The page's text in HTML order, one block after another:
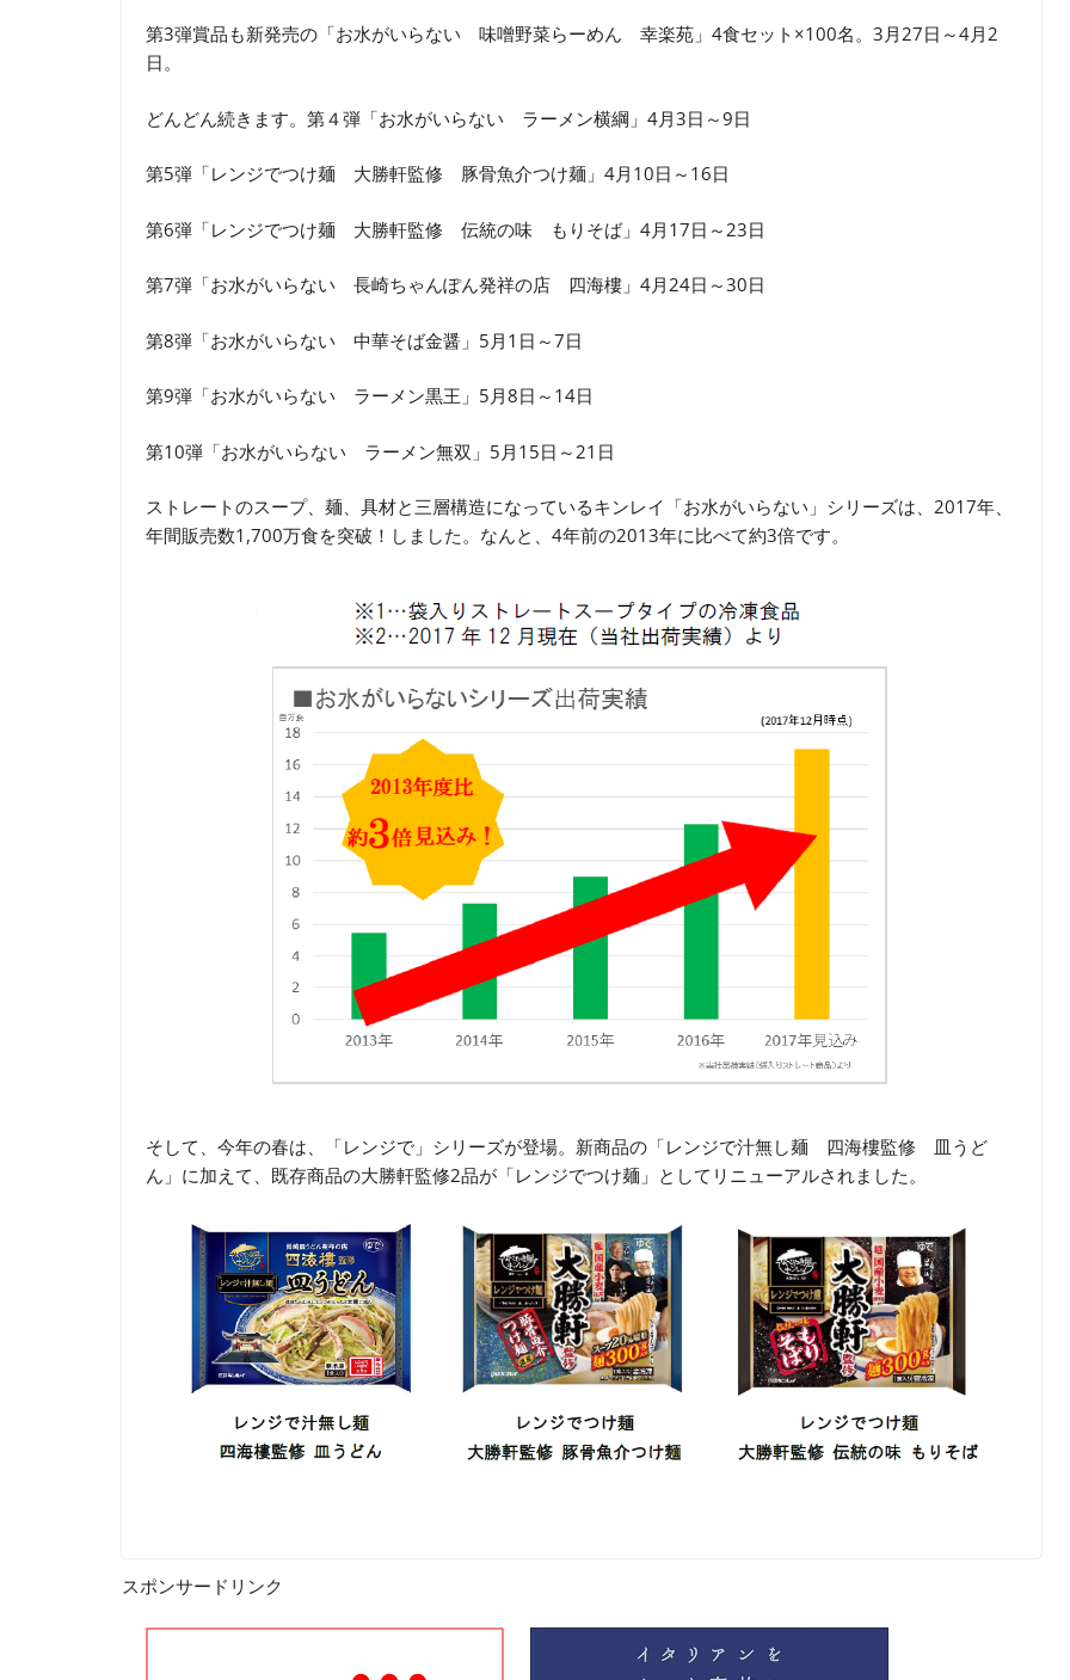
第3弾賞品も新発売の「お水がいらない 味噌野菜らーめん 幸楽苑」4食セット×100名。3月27日～4月2
日。
どんどん続きます。第４弾「お水がいらない ラーメン横綱」4月3日～9日
第5弾「レンジでつけ麺 大勝軒監修 豚骨魚介つけ麺」4月10日～16日
第6弾「レンジでつけ麺 大勝軒監修 伝統の味 もりそば」4月17日～23日
第7弾「お水がいらない 長崎ちゃんぽん発祥の店 四海樓」4月24日～30日
第8弾「お水がいらない 中華そば金醤」5月1日～7日
第9弾「お水がいらない ラーメン黒王」5月8日～14日
第10弾「お水がいらない ラーメン無双」5月15日～21日
ストレートのスープ、麺、具材と三層構造になっているキンレイ「お水がいらない」シリーズは、2017年、
年間販売数1,700万食を突破！しました。なんと、4年前の2013年に比べて約3倍です。
そして、今年の春は、「レンジで」シリーズが登場。新商品の「レンジで汁無し麺 四海樓監修 皿うど
ん」に加えて、既存商品の大勝軒監修2品が「レンジでつけ麺」としてリニューアルされました。
スポンサードリンク